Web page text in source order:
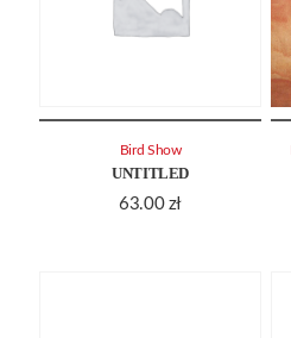
UNTITLED
63.00 zł
Bird Show